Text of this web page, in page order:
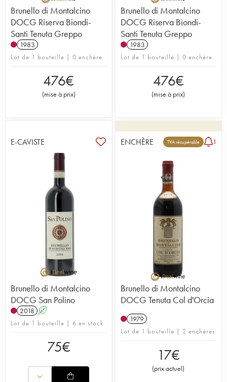
Brunello di Montalcino
DOCG Riserva Biondi-
Santi Tenuta Greppo
1983
Lot de 1 bouteille | 0 enchère
476€
(mise à prix)
Brunello di Montalcino
DOCG Riserva Biondi-
Santi Tenuta Greppo
1983
Lot de 1 bouteille | 0 enchère
476€
(mise à prix)
E-CAVISTE
Brunello di Montalcino
DOCG San Polino
2018 A
Lot de 1 bouteille | 6 en stock
75€
ENCHÈRE TVA récupérable 1
Brunello di Montalcino
DOCG Tenuta Col d'Orcia
1979
Lot de 1 bouteille | 2 enchères
17€
(prix actuel)